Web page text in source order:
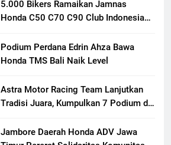
5.000 Bikers Ramaikan Jamnas
Honda C50 C70 C90 Club Indonesia
Persaudaraan Pecinta Motor Klasik
Honda
Podium Perdana Edrin Ahza Bawa
Honda TMS Bali Naik Level
Astra Motor Racing Team Lanjutkan
Tradisi Juara, Kumpulkan 7 Podium di
Jambore Daerah Honda ADV Jawa